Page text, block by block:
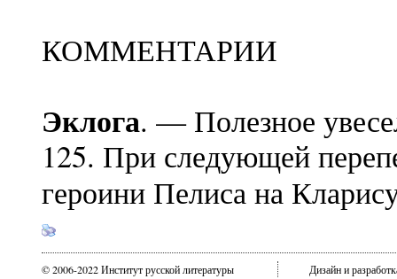
КОММЕНТАРИИ
Эклога. — Полезное
125. При следующей
героини Пелиса на
© 2006-2022 Институт русской литературы
Дизайн и